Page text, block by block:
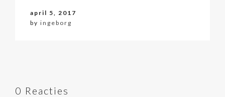
april 5, 2017
by ingeborg
0 Reacties